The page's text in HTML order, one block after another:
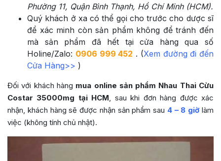
Phường 11, Quận Bình Thạnh, Hồ Chí Minh (HCM).
Quý khách ở xa có thể gọi cho trước cho dược sĩ
để xác minh còn sản phẩm không để tránh đến
mà sản phẩm đã hết tại cửa hàng qua số
Holine/Zalo: 0906 999 452 . (Xem đường đi đến
Cửa Hàng>> )
Đối với khách hàng mua online sản phẩm Nhau Thai Cừu
Costar 35000mg tại HCM , sau khi đơn hàng được xác
nhận, khách hàng sẽ được nhận sản phẩm sau 4 – 8 giờ làm
việc (không tính chủ nhật).